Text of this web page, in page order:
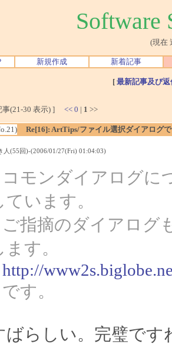
Software
(現在
新規作成 新着記事
[ 最新記事及び
事(21-30 表示) ] << 0 | 1 >>
Re[16]: ArtTips/ファイル選択ダイアログ
人(55回)-(2006/01/27(Fri) 01:04:03)
コモンダイアログに
ています。
ご指摘のダイアログ
ます。
http://
す。
ばらしい。完璧です